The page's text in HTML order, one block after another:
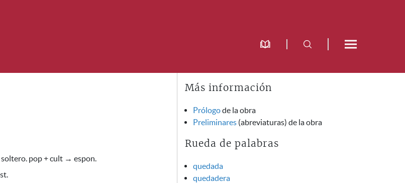
soltero. pop + cult → espon.
Más información
Prólogode la obra
Preliminares (abreviaturas) de la obra
Rueda de palabras
quedada
quedadera